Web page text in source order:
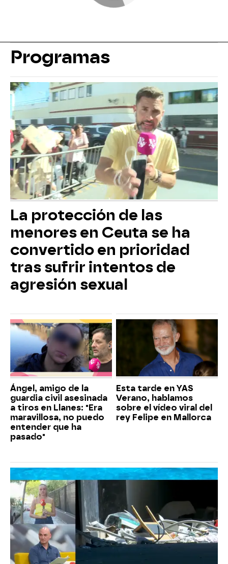
Programas
La protección de las
menores en Ceuta se ha
convertido en prioridad
tras sufrir intentos de
agresión sexual
Ángel, amigo de la
guardia civil asesinada
a tiros en Llanes: "Era
maravillosa, no puedo
entender que ha
pasado"
Esta tarde en YAS
Verano, hablamos
sobre el vídeo viral del
rey Felipe en Mallorca